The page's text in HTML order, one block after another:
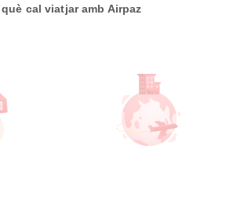
què cal viatjar amb Airpaz